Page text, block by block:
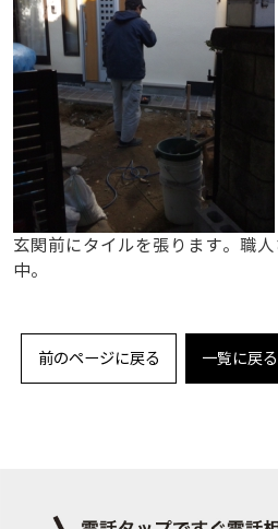
玄関前にタイルを張ります。職
中。
前のページに戻る 一覧に戻る